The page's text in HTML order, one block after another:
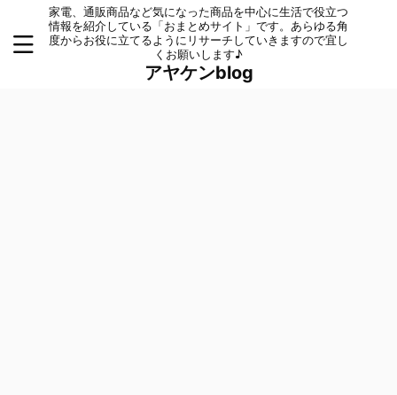
家電、通販商品など気になった商品を中心に生活で役立つ
情報を紹介している「おまとめサイト」です。あらゆる角
度からお役に立てるようにリサーチしていきますので宜し
くお願いします♪
アヤケンblog